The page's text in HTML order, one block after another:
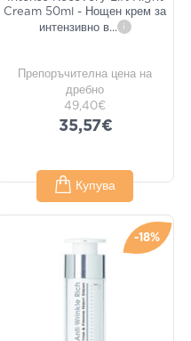
Cream 50ml - Нощен крем за
интензивно в... i
Препоръчителна цена на
дребно
49,40€
35,57€
Купува
-18%